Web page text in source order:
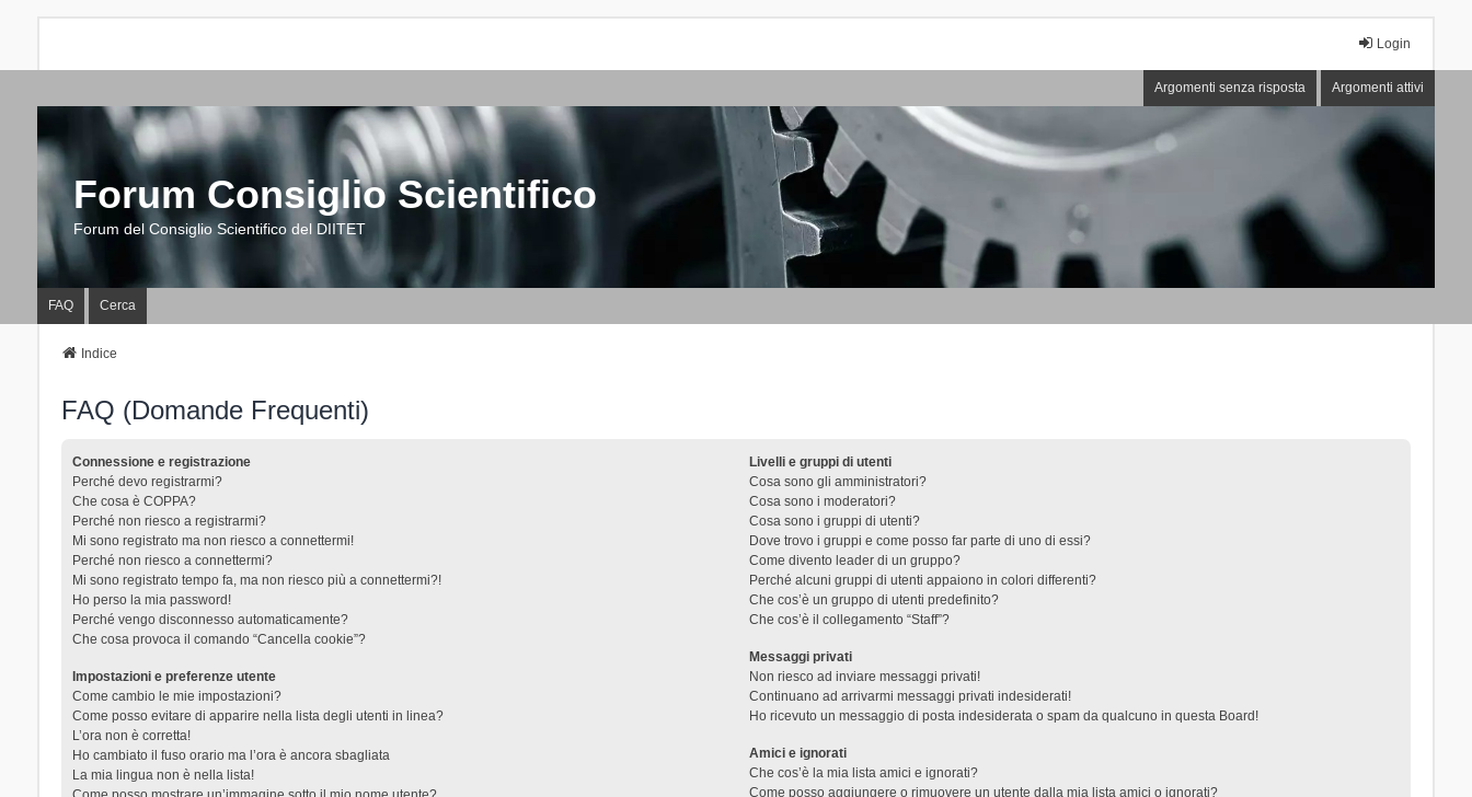
Login
Argomenti senza risposta Argomenti attivi
Forum Consiglio Scientifico
Forum del Consiglio Scientifico del DIITET
FAQ Cerca
Indice
FAQ (Domande Frequenti)
Connessione e registrazione
Perché devo registrarmi?
Che cosa è COPPA?
Perché non riesco a registrarmi?
Mi sono registrato ma non riesco a connettermi!
Perché non riesco a connettermi?
Mi sono registrato tempo fa, ma non riesco più a connettermi?!
Ho perso la mia password!
Perché vengo disconnesso automaticamente?
Che cosa provoca il comando “Cancella cookie”?
Impostazioni e preferenze utente
Come cambio le mie impostazioni?
Come posso evitare di apparire nella lista degli utenti in linea?
L’ora non è corretta!
Ho cambiato il fuso orario ma l’ora è ancora sbagliata
La mia lingua non è nella lista!
Livelli e gruppi di utenti
Cosa sono gli amministratori?
Cosa sono i moderatori?
Cosa sono i gruppi di utenti?
Dove trovo i gruppi e come posso far parte di uno di essi?
Come divento leader di un gruppo?
Perché alcuni gruppi di utenti appaiono in colori differenti?
Che cos’è un gruppo di utenti predefinito?
Che cos’è il collegamento “Staff”?
Messaggi privati
Non riesco ad inviare messaggi privati!
Continuano ad arrivarmi messaggi privati indesiderati!
Ho ricevuto un messaggio di posta indesiderata o spam da qualcuno in questa Board!
Amici e ignorati
Che cos’è la mia lista amici e ignorati?
Come posso aggiungere o rimuovere un utente dalla mia lista amici o ignorati?